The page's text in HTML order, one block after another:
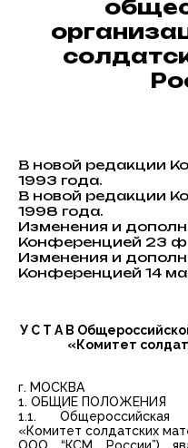
В новой редакции
1993 года.
В новой редакции
1998 года.
Изменения и
Конференцией 23
Изменения и
Конференцией 14
У С Т А В
«Комитет
г. МОСКВА
1. ОБЩИЕ ПОЛОЖЕНИЯ
1.1. Общероссийская
«Комитет солдатских
ООО “КСМ России”)